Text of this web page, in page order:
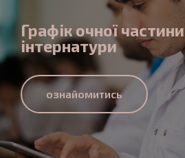
Графік очної частини
інтернатури
ознайомитись